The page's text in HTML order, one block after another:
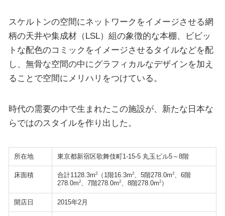
スケルトンの空間にネットワークをイメージさせる網
柄の天井や集成材（LSL）組の象徴的な本棚、ビビッ
トな配色のコミックをイメージさせるタイルなどを配
し、無骨な空間の中にグラフィカルなデザインを加え
ることで空間にメリハリをつけている。
時代の需要の中で生まれたこの施設が、新たな日本な
らではのスタイルを作り出した。
所在地 東京都新宿区歌舞伎町1-15-5 丸玉ビル5～8階
床面積 合計1128.3m2（1階16.3m2、5階278.0m2、6階
278.0m2、7階278.0m2、8階278.0m2）
開店日 2015年2月